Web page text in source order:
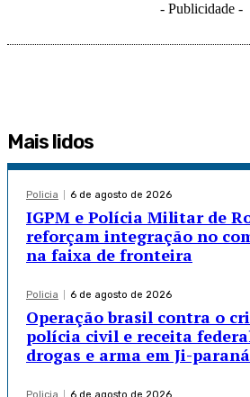
- Publicidade -
Mais lidos
Policia 6 de agosto de 2026
IGPM e Polícia Militar de
reforçam integração no
na faixa de fronteira
Policia 6 de agosto de 2026
Operação brasil contra o
polícia civil e receita
drogas e arma em Ji-paraná